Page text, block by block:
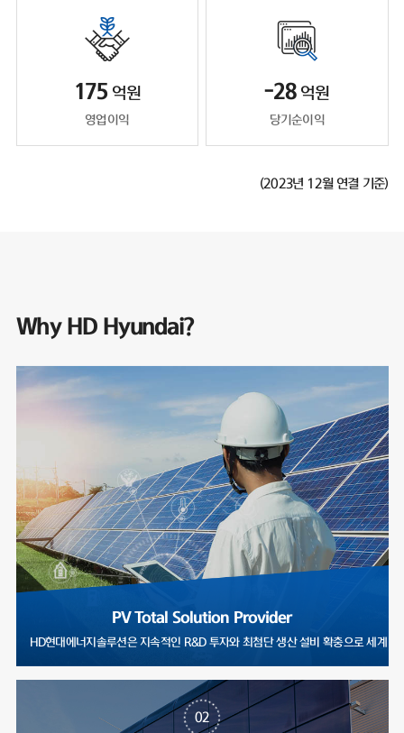
175 억원
영업이익
-28 억원
당기순이익
(2023년 12월 연결 기준)
Why HD Hyundai?
PV Total Solution Provider
HD현대에너지솔루션은 지속적인 R&D 투자와 최첨단 생산 설비 확충으로
02